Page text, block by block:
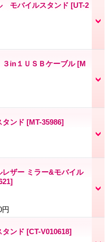
モバイルスタンド [UT-2
in１ＵＳＢケーブル[M
タンド [MT-35986]
ザー ミラー&モバイル
円
タンド [CT-V010618]